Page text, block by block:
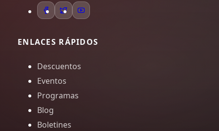
ENLACES RÁPIDOS
Descuentos
Eventos
Programas
Blog
Boletines